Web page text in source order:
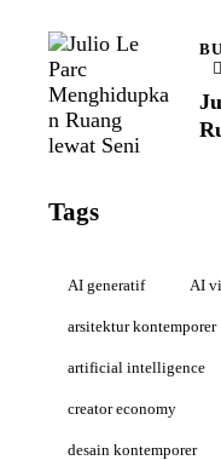
Tags
AI generatif AI
arsitektur kontemporer
artificial intelligence
creator economy
desain kontemporer